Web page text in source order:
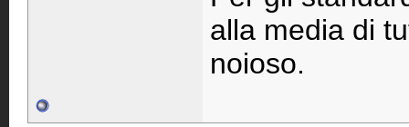
alla media di
noioso.